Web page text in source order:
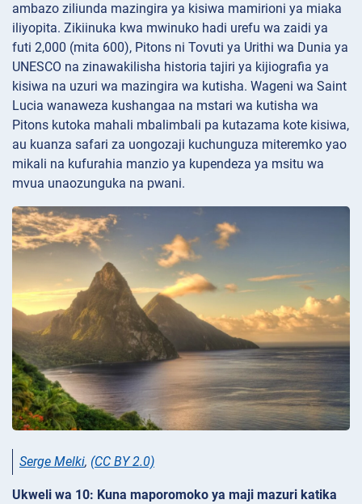
ambazo ziliunda mazingira ya kisiwa mamirioni ya miaka
iliyopita. Zikiinuka kwa mwinuko hadi urefu wa zaidi ya
futi 2,000 (mita 600), Pitons ni Tovuti ya Urithi wa Dunia ya
UNESCO na zinawakilisha historia tajiri ya kijiografia ya
kisiwa na uzuri wa mazingira wa kutisha. Wageni wa Saint
Lucia wanaweza kushangaa na mstari wa kutisha wa
Pitons kutoka mahali mbalimbali pa kutazama kote kisiwa,
au kuanza safari za uongozaji kuchunguza miteremko yao
mikali na kufurahia manzio ya kupendeza ya msitu wa
mvua unaozunguka na pwani.
Serge Melki, (CC BY 2.0)
Ukweli wa 10: Kuna maporomoko ya maji mazuri katika